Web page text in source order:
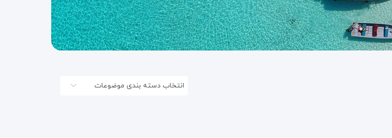
انتخاب دسته بندی موضوعات